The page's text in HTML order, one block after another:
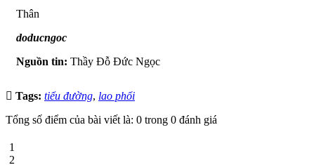
Thân
doducngoc
Nguồn tin: Thầy Đỗ Đức Ngọc
Tags: tiểu đường, lao phổi
Tổng số điểm của bài viết là: 0 trong 0 đánh giá
1
2